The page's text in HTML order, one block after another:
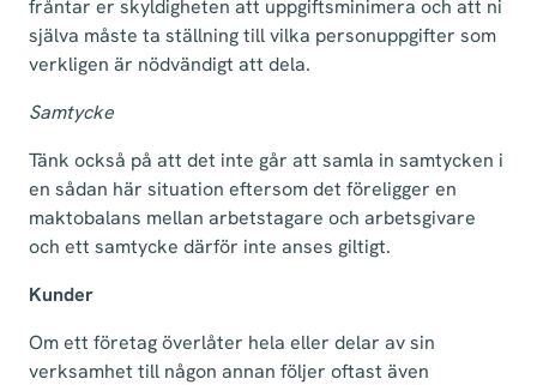
fråntar er skyldigheten att uppgiftsminimera och att ni
själva måste ta ställning till vilka personuppgifter som
verkligen är nödvändigt att dela.
Samtycke
Tänk också på att det inte går att samla in samtycken i
en sådan här situation eftersom det föreligger en
maktobalans mellan arbetstagare och arbetsgivare
och ett samtycke därför inte anses giltigt.
Kunder
Om ett företag överlåter hela eller delar av sin
verksamhet till någon annan följer oftast även